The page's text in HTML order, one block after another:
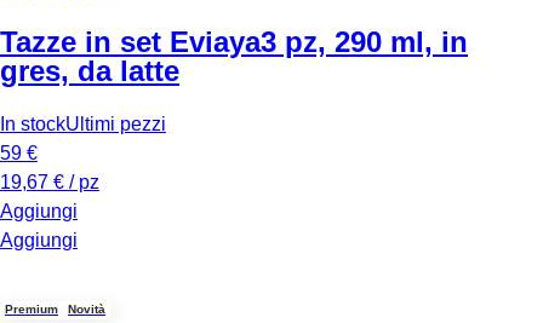
Tazze in set Eviaya3 pz, 290 ml, in
gres, da latte
In stockUltimi pezzi
59 €
19,67 € / pz
Aggiungi
Aggiungi
Premium Novità